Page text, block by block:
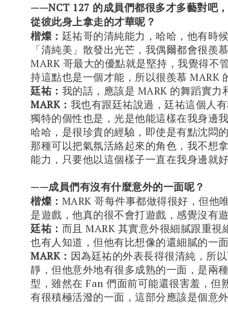
——NCT 127 的成員們都很多才多藝對吧
從彼此身上拿走的才華呢？
楷燦： 廷祐哥的清純能力，哈哈，他有時
「清純美」散發出光芒，我偶爾都會很羨
MARK 哥最大的優點就是堅持，我覺得不
持這點也是一個才能，所以很羨慕 MARK
廷祐： 我的話，應該是 MARK 的舞蹈實力
MARK： 我也有跟廷祐說過，廷祐這個人
獨特的個性也是，光是他能這樣在我身邊
哈哈，是很珍貴的經驗，即使是有點沈悶
那種可以把氣氛活絡起來的角色，我不想
能力，只要他以這個樣子一直在我身邊就
——成員們有沒有什麼意外的一面呢？
楷燦： MARK 哥每件事都做得很好，但他
是遊戲，他真的很不會打遊戲，感覺沒有
廷祐： 而且 MARK 其實意外很細膩跟重視
也有人知道，但他有比想像的還細膩的一
MARK： 因為廷祐的外表長得很清純，所
靜，但他意外地有很多成熟的一面，是兩
型，雖然在 Fan 們面前可能還很害羞，但
有很積極活潑的一面，這部分應該是個意